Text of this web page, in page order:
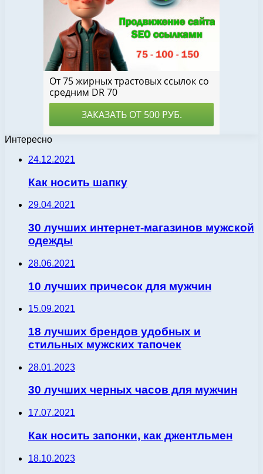
Интересно
24.12.2021
Как носить шапку
29.04.2021
30 лучших интернет-магазинов мужской
одежды
28.06.2021
10 лучших причесок для мужчин
15.09.2021
18 лучших брендов удобных и
стильных мужских тапочек
28.01.2023
30 лучших черных часов для мужчин
17.07.2021
Как носить запонки, как джентльмен
18.10.2023